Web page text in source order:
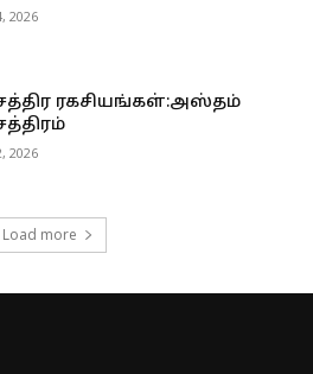
2026
ரகசியங்கள்:அஸ்தம்
2026
Load more